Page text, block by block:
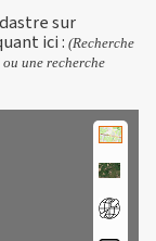
sur
ici: (Recherche
ou une recherche